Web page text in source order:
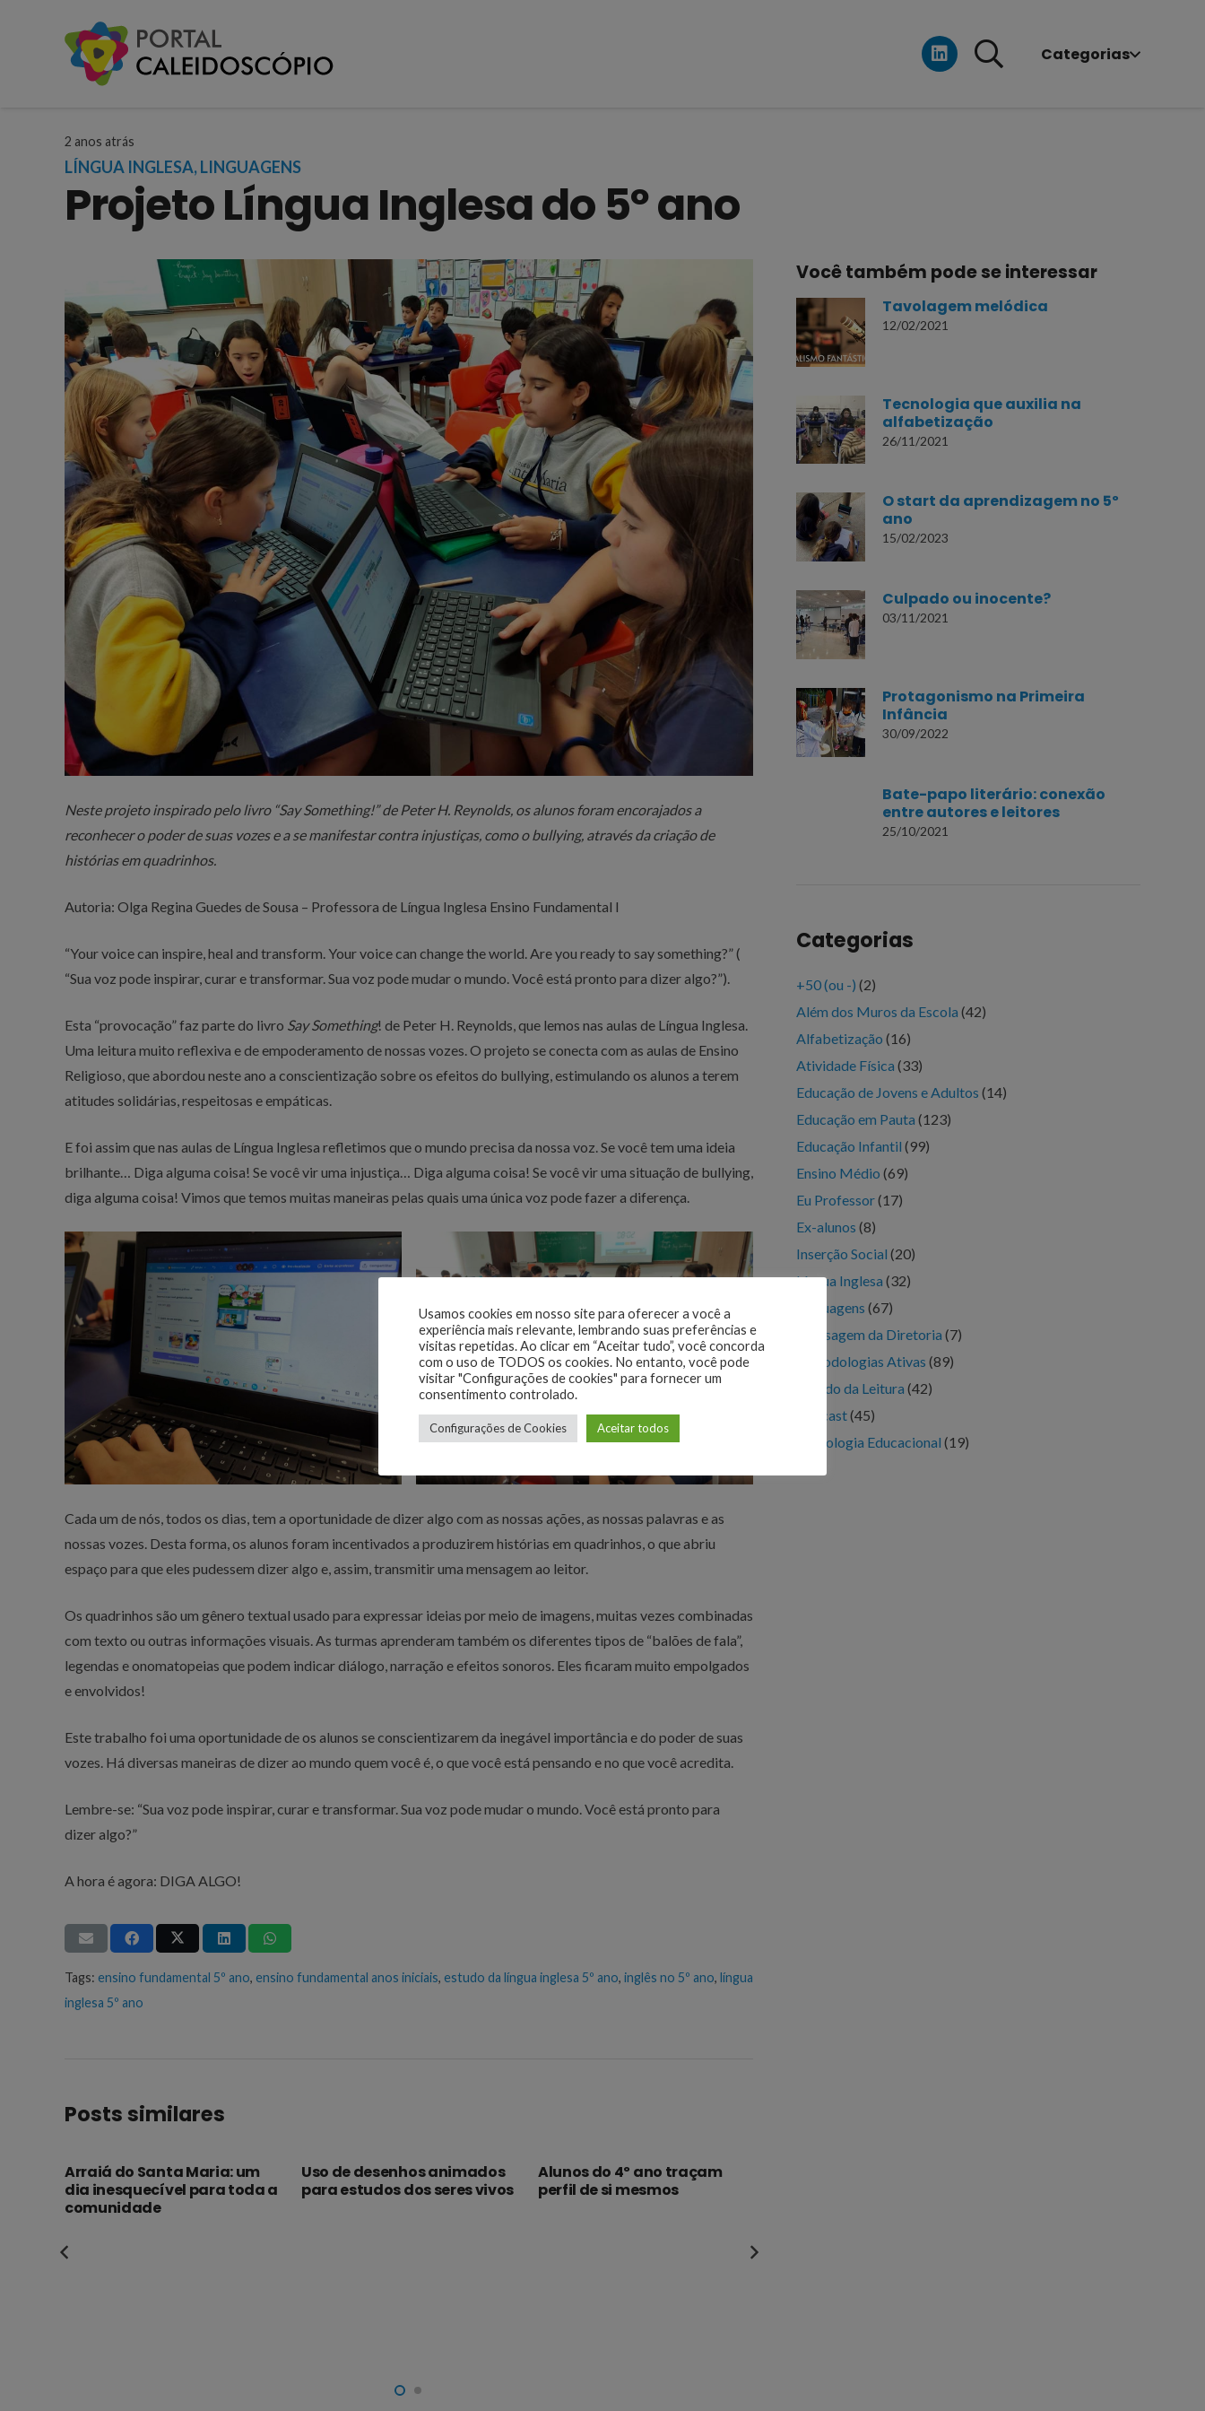
Categorias
2 anos atrás
LÍNGUA INGLESA,LINGUAGENS
Projeto Língua Inglesa do 5º ano
Neste projeto inspirado pelo livro “Say Something!” de Peter H. Reynolds, os alunos foram encorajados a
reconhecer o poder de suas vozes e a se manifestar contra injustiças, como o bullying, através da criação de
histórias em quadrinhos.
Autoria: Olga Regina Guedes de Sousa – Professora de Língua Inglesa Ensino Fundamental I
“Your voice can inspire, heal and transform. Your voice can change the world. Are you ready to say something?” (
“Sua voz pode inspirar, curar e transformar. Sua voz pode mudar o mundo. Você está pronto para dizer algo?”).
Esta “provocação” faz parte do livro Say Something! de Peter H. Reynolds, que lemos nas aulas de Língua Inglesa.
Uma leitura muito reflexiva e de empoderamento de nossas vozes. O projeto se conecta com as aulas de Ensino
Religioso, que abordou neste ano a conscientização sobre os efeitos do bullying, estimulando os alunos a terem
atitudes solidárias, respeitosas e empáticas.
E foi assim que nas aulas de Língua Inglesa refletimos que o mundo precisa da nossa voz. Se você tem uma ideia
brilhante… Diga alguma coisa! Se você vir uma injustiça… Diga alguma coisa! Se você vir uma situação de bullying,
diga alguma coisa! Vimos que temos muitas maneiras pelas quais uma única voz pode fazer a diferença.
Cada um de nós, todos os dias, tem a oportunidade de dizer algo com as nossas ações, as nossas palavras e as
nossas vozes. Desta forma, os alunos foram incentivados a produzirem histórias em quadrinhos, o que abriu
espaço para que eles pudessem dizer algo e, assim, transmitir uma mensagem ao leitor.
Os quadrinhos são um gênero textual usado para expressar ideias por meio de imagens, muitas vezes combinadas
com texto ou outras informações visuais. As turmas aprenderam também os diferentes tipos de “balões de fala”,
legendas e onomatopeias que podem indicar diálogo, narração e efeitos sonoros. Eles ficaram muito empolgados
e envolvidos!
Este trabalho foi uma oportunidade de os alunos se conscientizarem da inegável importância e do poder de suas
vozes. Há diversas maneiras de dizer ao mundo quem você é, o que você está pensando e no que você acredita.
Lembre-se: “Sua voz pode inspirar, curar e transformar. Sua voz pode mudar o mundo. Você está pronto para
dizer algo?”
A hora é agora: DIGA ALGO!
Você também pode se interessar
Tavolagem melódica
12/02/2021
Tecnologia que auxilia na
alfabetização
26/11/2021
O start da aprendizagem no 5º
ano
15/02/2023
Culpado ou inocente?
03/11/2021
Protagonismo na Primeira
Infância
30/09/2022
Bate-papo literário: conexão
entre autores e leitores
25/10/2021
Categorias
+50 (ou -) (2)
Além dos Muros da Escola (42)
Alfabetização (16)
Atividade Física (33)
Educação de Jovens e Adultos (14)
Educação em Pauta (123)
Educação Infantil (99)
Ensino Médio (69)
Eu Professor(17)
Ex-alunos (8)
Inserção Social (20)
Língua Inglesa (32)
Linguagens (67)
Mensagem da Diretoria (7)
Metodologias Ativas (89)
Mundo da Leitura (42)
Podcast(45)
Tecnologia Educacional (19)
Tags: ensino fundamental 5º ano, ensino fundamental anos iniciais, estudo da língua inglesa 5º ano, inglês no 5º ano, língua
inglesa 5º ano
Posts similares
Arraiá do Santa Maria: um
dia inesquecível para toda a
comunidade
Uso de desenhos animados
para estudos dos seres vivos
Alunos do 4º ano traçam
perfil de si mesmos
Usamos cookies em nosso site para oferecer a você a
experiência mais relevante, lembrando suas preferências e
visitas repetidas. Ao clicar em “Aceitar tudo”, você concorda
com o uso de TODOS os cookies. No entanto, você pode
visitar "Configurações de cookies" para fornecer um
consentimento controlado.
Configurações de Cookies Aceitar todos